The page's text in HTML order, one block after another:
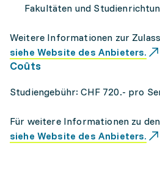
Fakultäten und
Weitere Informationen zur
siehe Website des Anbieters.
Coûts
Studiengebühr: CHF 720.- pro
Für weitere Informationen zu
siehe Website des Anbieters.